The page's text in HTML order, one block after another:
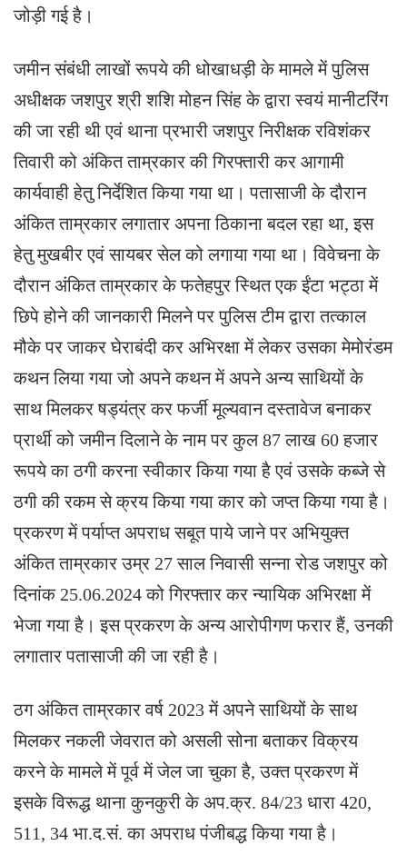
जोड़ी गई है।
जमीन संबंधी लाखों रूपये की धोखाधड़ी के मामले में पुलिस
अधीक्षक जशपुर श्री शशि मोहन सिंह के द्वारा स्वयं मानीटरिंग
की जा रही थी एवं थाना प्रभारी जशपुर निरीक्षक रविशंकर
तिवारी को अंकित ताम्रकार की गिरफ्तारी कर आगामी
कार्यवाही हेतु निर्देशित किया गया था। पतासाजी के दौरान
अंकित ताम्रकार लगातार अपना ठिकाना बदल रहा था, इस
हेतु मुखबीर एवं सायबर सेल को लगाया गया था। विवेचना के
दौरान अंकित ताम्रकार के फतेहपुर स्थित एक ईंटा भट्ठा में
छिपे होने की जानकारी मिलने पर पुलिस टीम द्वारा तत्काल
मौके पर जाकर घेराबंदी कर अभिरक्षा में लेकर उसका मेमोरंडम
कथन लिया गया जो अपने कथन में अपने अन्य साथियों के
साथ मिलकर षड्यंत्र कर फर्जी मूल्यवान दस्तावेज बनाकर
प्रार्थी को जमीन दिलाने के नाम पर कुल 87 लाख 60 हजार
रूपये का ठगी करना स्वीकार किया गया है एवं उसके कब्जे से
ठगी की रकम से क्रय किया गया कार को जप्त किया गया है।
प्रकरण में पर्याप्त अपराध सबूत पाये जाने पर अभियुक्त
अंकित ताम्रकार उम्र 27 साल निवासी सन्ना रोड जशपुर को
दिनांक 25.06.2024 को गिरफ्तार कर न्यायिक अभिरक्षा में
भेजा गया है। इस प्रकरण के अन्य आरोपीगण फरार हैं, उनकी
लगातार पतासाजी की जा रही है।
ठग अंकित ताम्रकार वर्ष 2023 में अपने साथियों के साथ
मिलकर नकली जेवरात को असली सोना बताकर विक्रय
करने के मामले में पूर्व में जेल जा चुका है, उक्त प्रकरण में
इसके विरूद्ध थाना कुनकुरी के अप.क्र. 84/23 धारा 420,
511, 34 भा.द.सं. का अपराध पंजीबद्ध किया गया है।